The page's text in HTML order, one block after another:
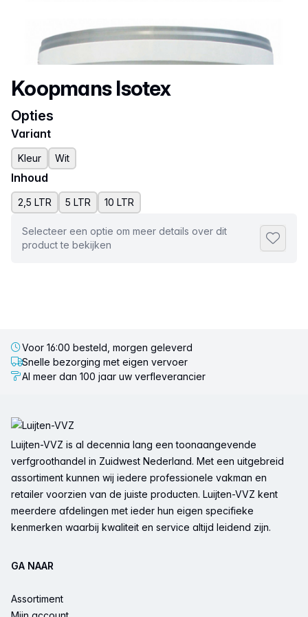
Productnaam
Koopmans Isotex
Opties
Variant
Kleur Wit
Inhoud
2,5 LTR 5 LTR 10 LTR
Selecteer een optie om meer details over dit
product te bekijken
Voor 16:00 besteld, morgen geleverd
Snelle bezorging met eigen vervoer
Al meer dan 100 jaar uw verfleverancier
Luijten-VVZ is al decennia lang een toonaangevende
verfgroothandel in Zuidwest Nederland. Met een uitgebreid
assortiment kunnen wij iedere professionele vakman en
retailer voorzien van de juiste producten. Luijten-VVZ kent
meerdere afdelingen met ieder hun eigen specifieke
kenmerken waarbij kwaliteit en service altijd leidend zijn.
GA NAAR
Assortiment